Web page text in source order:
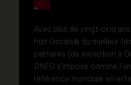
Avec plus de vingt-cinq
huit Oscars® du meilleur
palmarès (de Inception à
DNEG s’impose comme
référence mondiale en